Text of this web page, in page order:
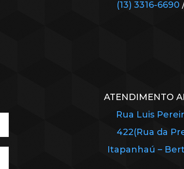
(13) 3316-6690
ATENDIMENTO
Rua Luis
422(Rua da
Itapanhaú –